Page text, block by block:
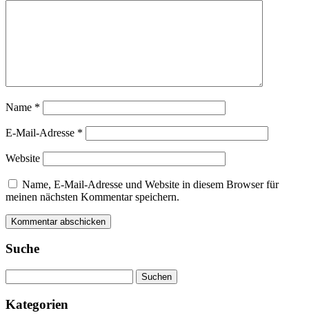
Name *
E-Mail-Adresse *
Website
Name, E-Mail-Adresse und Website in diesem Browser für
meinen nächsten Kommentar speichern.
Suche
nach:
Kategorien